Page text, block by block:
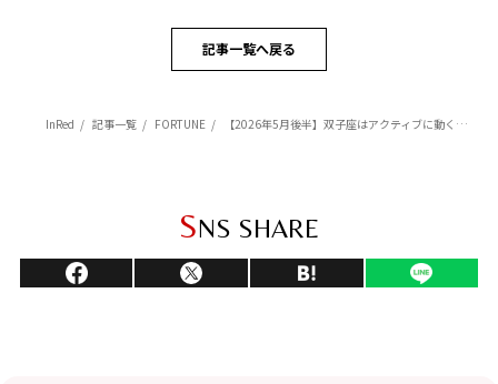
記事一覧へ戻る
InRed 記事一覧 FORTUNE 【2026年5月後半】双子座はアクティブに動くと幸運を呼び込める【Love Me Doのポジティブ星座占い】
SNS SHARE